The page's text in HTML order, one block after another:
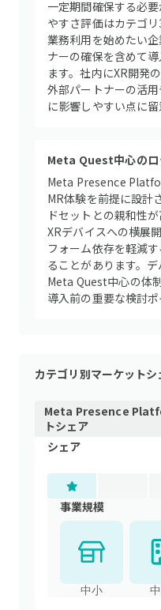
一定期間確保する必
やすさ評価はカテゴ
業務利用を始めたい
ナーの確保を含めて
ます。社内にXR開発
外部パートナーの活
に影響しやすい点に留
Meta Quest中心のロ
Meta Presence
MR体験を前提に設計
ドセットとの親和性
XRデバイスへの横展
フォーム依存を軽減
ることがあります。デ
Meta Quest中心の体
導入前の重要な検討ポ
カテゴリ別マーケットシ
Meta Presence
トシェア
シェア
事業規模
中小